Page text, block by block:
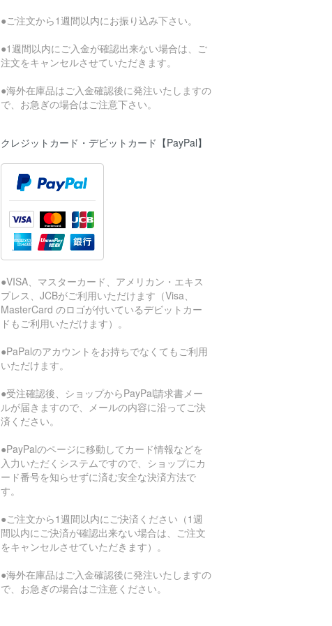
●ご注文から1週間以内にお振り込み下さい。
●1週間以内にご入金が確認出来ない場合は、ご
注文をキャンセルさせていただきます。
●海外在庫品はご入金確認後に発注いたしますの
で、お急ぎの場合はご注意下さい。
クレジットカード・デビットカード【PayPal】
●VISA、マスターカード、アメリカン・エキス
プレス、JCBがご利用いただけます（Visa、
MasterCard のロゴが付いているデビットカー
ドもご利用いただけます）。
●PaPalのアカウントをお持ちでなくてもご利用
いただけます。
●受注確認後、ショップからPayPal請求書メー
ルが届きますので、メールの内容に沿ってご決
済ください。
●PayPalのページに移動してカード情報などを
入力いただくシステムですので、ショップにカ
ード番号を知らせずに済む安全な決済方法で
す。
●ご注文から1週間以内にご決済ください（1週
間以内にご決済が確認出来ない場合は、ご注文
をキャンセルさせていただきます）。
●海外在庫品はご入金確認後に発注いたしますの
で、お急ぎの場合はご注意ください。